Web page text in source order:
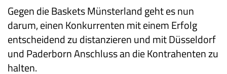
Gegen die Baskets Münsterland geht es nun
darum, einen Konkurrenten mit einem Erfolg
entscheidend zu distanzieren und mit Düsseldorf
und Paderborn Anschluss an die Kontrahenten zu
halten.